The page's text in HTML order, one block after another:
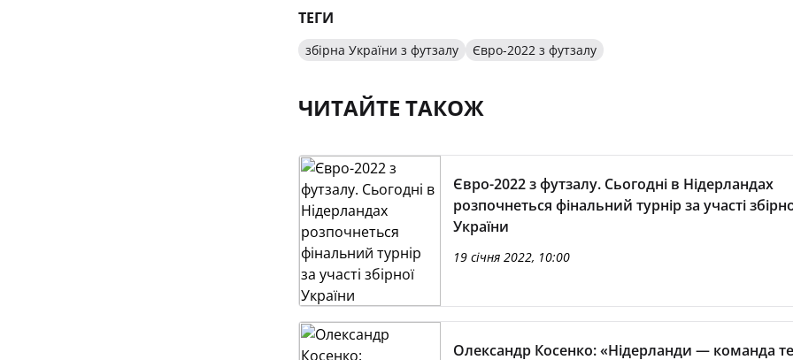
ТЕГИ
збірна України з футзалу Євро-2022 з футзалу
ЧИТАЙТЕ ТАКОЖ
Євро-2022 з футзалу. Сьогодні в Нідерландах
розпочнеться фінальний турнір за участі
України
19 січня 2022, 10:00
Олександр Косенко: «Нідерланди — команда